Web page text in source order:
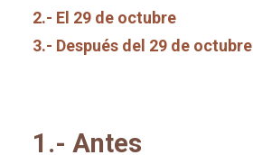
2.- El 29 de octubre
3.- Después del 29 de octubre
1.- Antes